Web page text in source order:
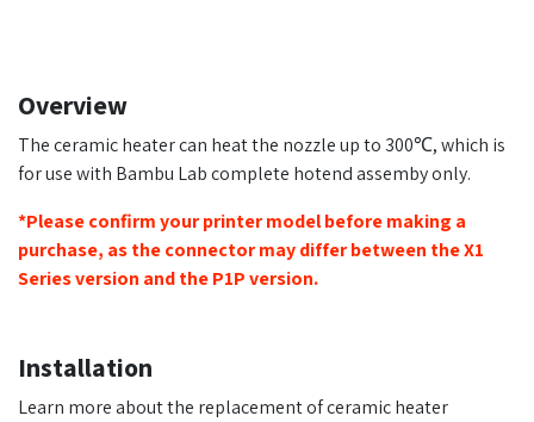
Overview
The ceramic heater can heat the nozzle up to 300℃, which is
for use with Bambu Lab complete hotend assemby only.
*Please confirm your printer model before making a
purchase, as the connector may differ between the X1
Series version and the P1P version.
Installation
Learn more about the replacement of ceramic heater